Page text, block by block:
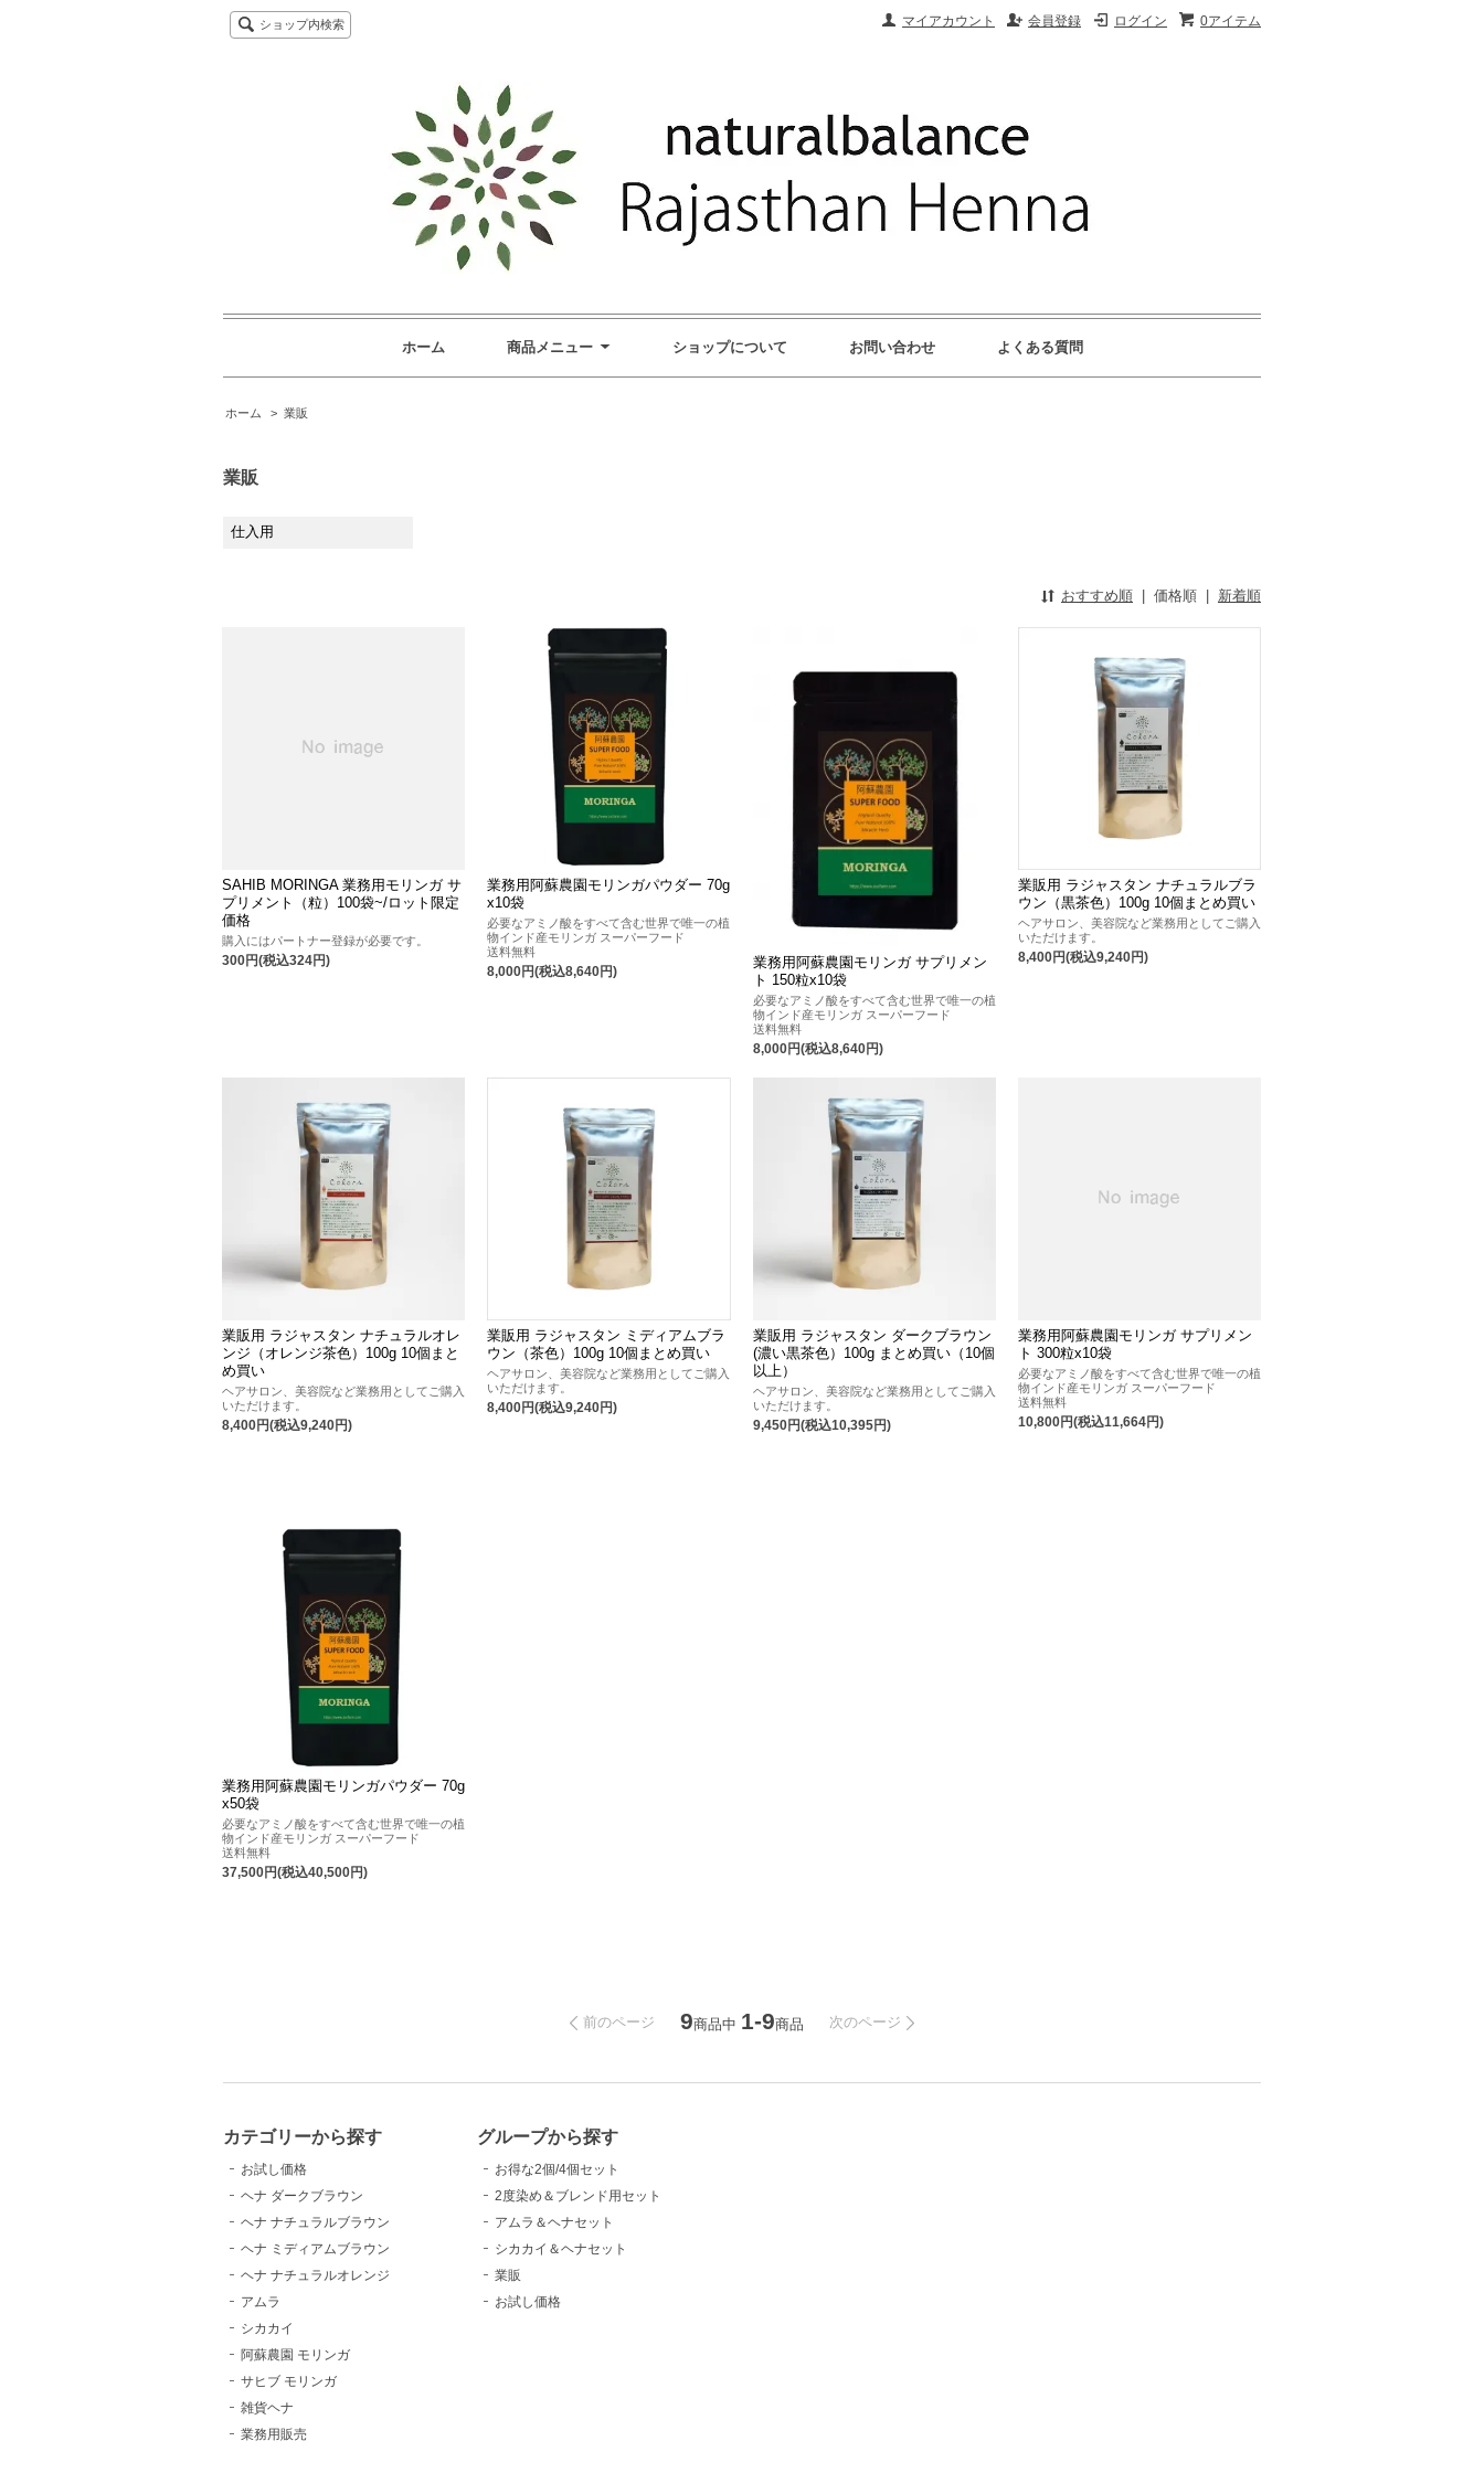
0アイテム
ログイン
会員登録
マイアカウント
ショップ内検索
ホーム 商品メニュー ショップについて お問い合わせ よくある質問
ホーム > 業販
業販
仕入用
おすすめ順 | 価格順 | 新着順
SAHIB MORINGA 業務用モリンガ サ
プリメント（粒）100袋~/ロット限定
価格
購入にはパートナー登録が必要です。
300円(税込324円)
業務用阿蘇農園モリンガパウダー 70g
x10袋
必要なアミノ酸をすべて含む世界で唯一の植
物インド産モリンガ スーパーフード
送料無料
8,000円(税込8,640円)
業務用阿蘇農園モリンガ サプリメン
ト 150粒x10袋
必要なアミノ酸をすべて含む世界で唯一の植
物インド産モリンガ スーパーフード
送料無料
8,000円(税込8,640円)
業販用 ラジャスタン ナチュラルブラ
ウン（黒茶色）100g 10個まとめ買い
ヘアサロン、美容院など業務用としてご購入
いただけます。
8,400円(税込9,240円)
業販用 ラジャスタン ナチュラルオレ
ンジ（オレンジ茶色）100g 10個まと
め買い
ヘアサロン、美容院など業務用としてご購入
いただけます。
8,400円(税込9,240円)
業販用 ラジャスタン ミディアムブラ
ウン（茶色）100g 10個まとめ買い
ヘアサロン、美容院など業務用としてご購入
いただけます。
8,400円(税込9,240円)
業販用 ラジャスタン ダークブラウン
(濃い黒茶色）100g まとめ買い（10個
以上）
ヘアサロン、美容院など業務用としてご購入
いただけます。
9,450円(税込10,395円)
業務用阿蘇農園モリンガ サプリメン
ト 300粒x10袋
必要なアミノ酸をすべて含む世界で唯一の植
物インド産モリンガ スーパーフード
送料無料
10,800円(税込11,664円)
業務用阿蘇農園モリンガパウダー 70g
x50袋
必要なアミノ酸をすべて含む世界で唯一の植
物インド産モリンガ スーパーフード
送料無料
37,500円(税込40,500円)
前のページ 9商品中 1-9商品 次のページ
カテゴリーから探す
お試し価格
ヘナ ダークブラウン
ヘナ ナチュラルブラウン
ヘナ ミディアムブラウン
ヘナ ナチュラルオレンジ
アムラ
シカカイ
阿蘇農園 モリンガ
サヒブ モリンガ
雑貨ヘナ
業務用販売
グループから探す
お得な2個/4個セット
2度染め＆ブレンド用セット
アムラ＆ヘナセット
シカカイ＆ヘナセット
業販
お試し価格